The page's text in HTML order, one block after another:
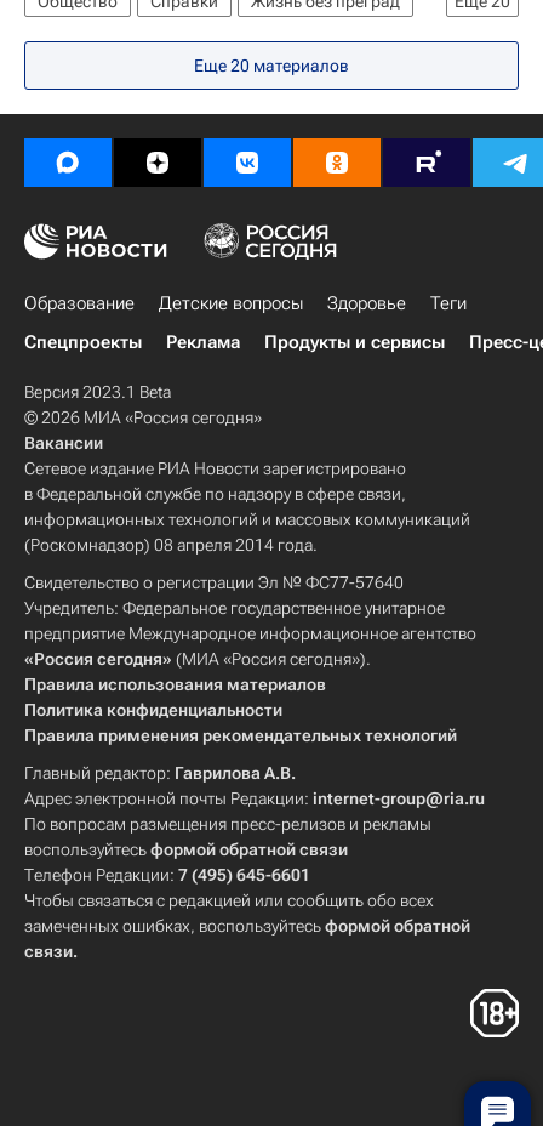
Культура
Санкт-Петербург
Гатчина
Ленинградская область
Германия
Берлин (земля)
Европа
Гатчинский район
Северо-Западный ФО
Весь мир
Михаил Пиотровский
Евгений Сатановский
Эрмитаж (музей)
Ямал (авиакомпания)
Комитет ГД по культуре
Сбербанк России
Газпром
Sotheby's Здоровье Россия
Еще 20 материалов
Образование Детские вопросы Здоровье
Теги
Спецпроекты
Реклама Продукты и сервисы Пресс-
Версия 2023.1 Beta
© 2026 МИА «Россия сегодня»
Вакансии
Сетевое издание РИА Новости зарегистрировано
в Федеральной службе по надзору в сфере связи,
информационных технологий и массовых коммуникаций
(Роскомнадзор) 08 апреля 2014 года.
Свидетельство о регистрации Эл № ФС77-57640
Учредитель: Федеральное государственное унитарное
предприятие Международное информационное агентство
«Россия сегодня» (МИА «Россия сегодня»).
Правила использования материалов
Политика конфиденциальности
Правила применения рекомендательных технологий
Главный редактор: Гаврилова А.В.
Адрес электронной почты Редакции: internet-group@ria.ru
По вопросам размещения пресс-релизов и рекламы
воспользуйтесьформой обратной связи
Телефон Редакции: 7 (495) 645-6601
Чтобы связаться с редакцией или сообщить обо всех
замеченных ошибках, воспользуйтесьформой обратной
связи.